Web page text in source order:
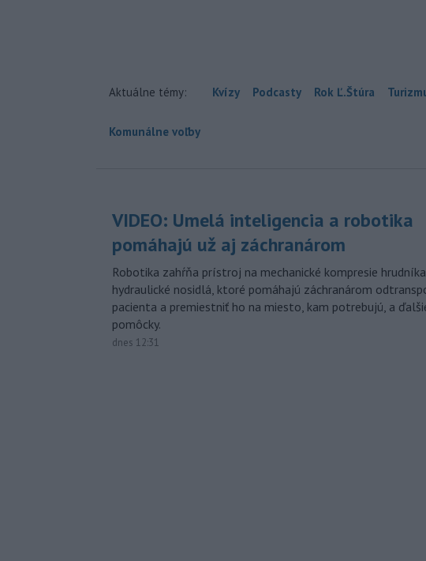
Aktuálne témy: Kvízy Podcasty Rok Ľ.Štúra
Komunálne voľby
VIDEO: Umelá inteligencia a robotika
pomáhajú už aj záchranárom
Robotika zahŕňa prístroj na mechanické kompresie hrudníka,
hydraulické nosidlá, ktoré pomáhajú záchranárom
pacienta a premiestniť ho na miesto, kam potrebujú, a
pomôcky.
dnes 12:31